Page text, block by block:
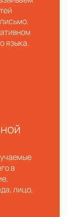
языка.
в
лицо,